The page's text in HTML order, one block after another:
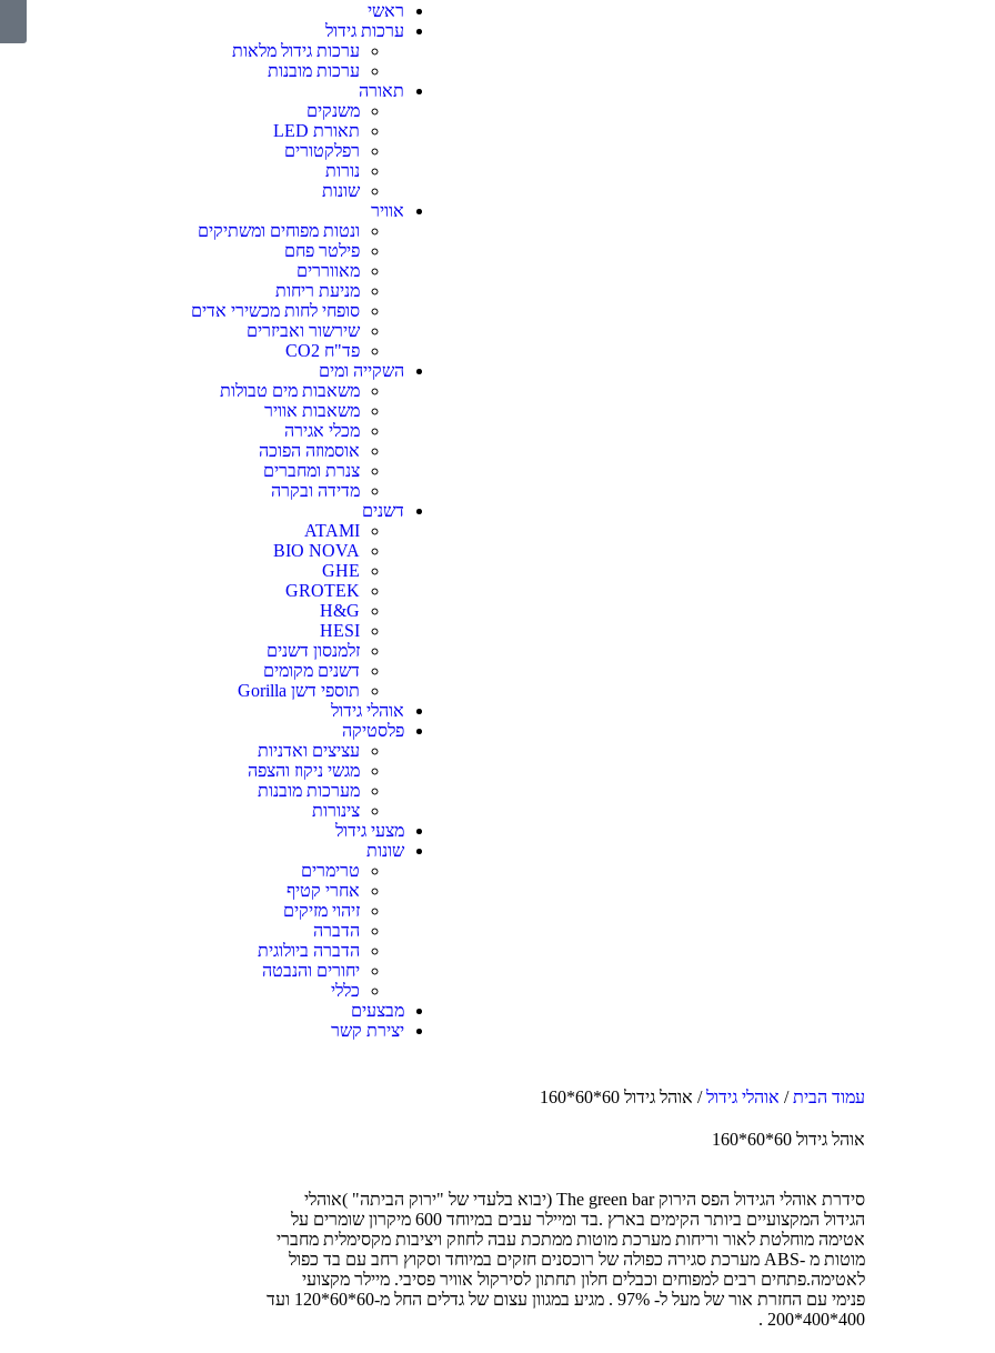
ראשי
ערכות גידול
ערכות גידול מלאות
ערכות מובנות
תאורה
משנקים
תאורת LED
רפלקטורים
נורות
שונות
אוויר
ונטות מפוחים ומשתיקים
פילטר פחם
מאווררים
מניעת ריחות
סופחי לחות מכשירי אדים
שירשור ואביזרים
פד"ח CO2
השקייה ומים
משאבות מים טבולות
משאבות אוויר
מכלי אגירה
אוסמוזה הפוכה
צנרת ומחברים
מדידה ובקרה
דשנים
ATAMI
BIO NOVA
GHE
GROTEK
H&G
HESI
זלמנסון דשנים
דשנים מקומים
תוספי דשן Gorilla
אוהלי גידול
פלסטיקה
עציצים ואדניות
מגשי ניקוז והצפה
מערכות מובנות
צינורות
מצעי גידול
שונות
טרימרים
אחרי קטיף
זיהוי מזיקים
הדברה
הדברה ביולוגית
יחורים והנבטה
כללי
מבצעים
יצירת קשר
עמוד הבית/ אוהלי גידול/ אוהל גידול 60*60*160
אוהל גידול 60*60*160
סידרת אוהלי הגידול הפס הירוק The green bar (יבוא בלעדי של "ירוק הביתה" )אוהלי
הגידול המקצועיים ביותר הקימים בארץ .בד ומיילר עבים במיוחד 600 מיקרון שומרים על
אטימה מוחלטת לאור וריחות מערכת מוטות ממתכת עבה לחוזק ויציבות מקסימלית מחברי
מוטות מ -ABS מערכת סגירה כפולה של רוכסנים חזקים במיוחד וסקוץ רחב עם בד כפול
לאטימה.פתחים רבים למפוחים וכבלים חלון תחתון לסירקול אוויר פסיבי. מיילר מקצועי
פנימי עם החזרת אור של מעל ל- 97% . מגיע במגוון עצום של גדלים החל מ-60*60*120 ועד
400*400*200 .